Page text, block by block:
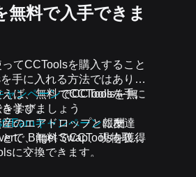
無料で入手できま
てCCToolsを購入すること
手に入れる方法ではありま
ば、無料でCCToolsを手に
ます。
ャンペーンでCCToolsを無
学びましょう
キャンペーンに友達
で、無料でCCToolsを獲得
のエアドロップと報酬
、Bitget Swap、現物取引
に交換できます。